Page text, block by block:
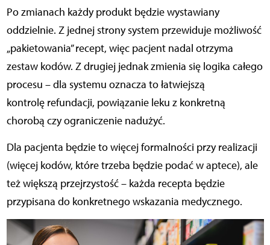
Po zmianach każdy produkt będzie wystawiany
oddzielnie. Z jednej strony system przewiduje możliwość
„pakietowania” recept, więc pacjent nadal otrzyma
zestaw kodów. Z drugiej jednak zmienia się logika całego
procesu – dla systemu oznacza to łatwiejszą
kontrolę refundacji, powiązanie leku z konkretną
chorobą czy ograniczenie nadużyć.
Dla pacjenta będzie to więcej formalności przy realizacji
(więcej kodów, które trzeba będzie podać w aptece), ale
też większą przejrzystość – każda recepta będzie
przypisana do konkretnego wskazania medycznego.